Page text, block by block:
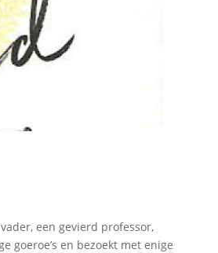
een gevierd professor,
en bezoekt met enige